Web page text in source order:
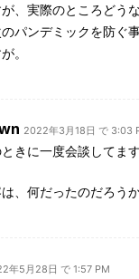
、実際のところどう
パンデミックを防ぐ
。
2022年3月18日 で 3:03
きに一度会談してま
、何だったのだろう
年5月28日 で 1:57 PM